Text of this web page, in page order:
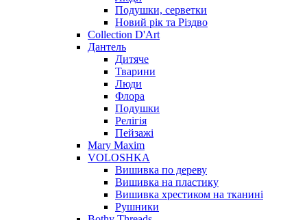
Подушки, серветки
Новий рік та Різдво
Collection D'Art
Дантель
Дитяче
Тварини
Люди
Флора
Подушки
Релігія
Пейзажі
Mary Maxim
VOLOSHKA
Вишивка по дереву
Вишивка на пластику
Вишивка хрестиком на тканині
Рушники